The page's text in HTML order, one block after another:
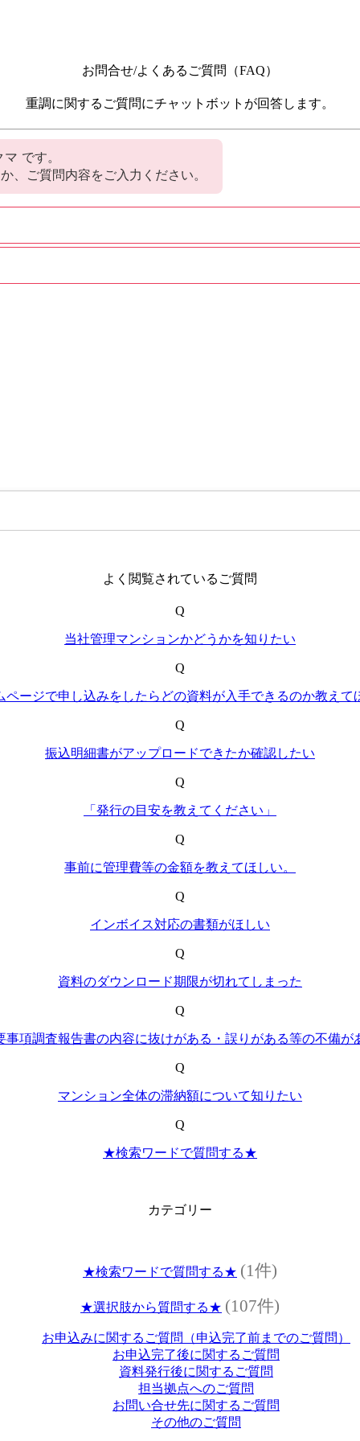
お問合せ/よくあるご質問（FAQ）
重調に関するご質問にチャットボットが回答します。
よく閲覧されているご質問
Q
当社管理マンションかどうかを知りたい
Q
ページで申し込みをしたらどの資料が入手できるのか教えて
Q
振込明細書がアップロードできたか確認したい
Q
「発行の目安を教えてください」
Q
事前に管理費等の金額を教えてほしい。
Q
インボイス対応の書類がほしい
Q
資料のダウンロード期限が切れてしまった
Q
事項調査報告書の内容に抜けがある・誤りがある等の不備が
Q
マンション全体の滞納額について知りたい
Q
★検索ワードで質問する★
カテゴリー
★検索ワードで質問する★ (1件)
★選択肢から質問する★ (107件)
お申込みに関するご質問（申込完了前までのご質問）
お申込完了後に関するご質問
資料発行後に関するご質問
担当拠点へのご質問
お問い合せ先に関するご質問
その他のご質問